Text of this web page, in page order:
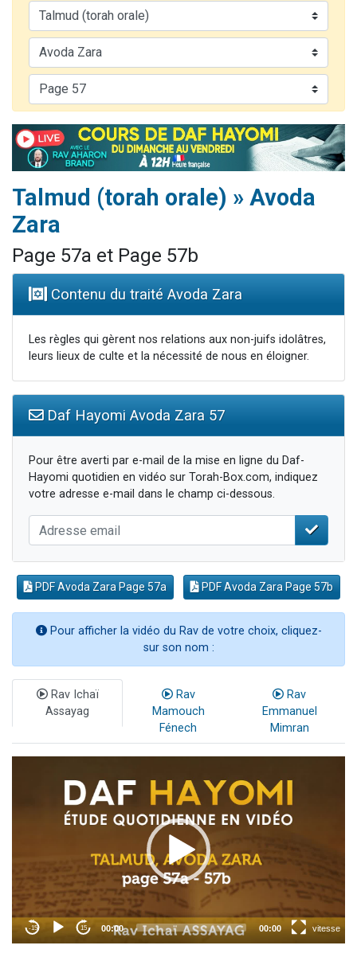
2 personnes viennent de nous rejoindre sur WhatsApp
13 personnes viennent de demander une bénédiction
12 nouvelles musiques dans Torah-Box Music
2 personnes viennent de nous rejoindre sur WhatsApp
Talmud (torah orale) » Avoda
Zara
Page 57a et Page 57b
Contenu du traité Avoda Zara
Les règles qui gèrent nos relations aux non-juifs idolâtres,
leurs lieux de culte et la nécessité de nous en éloigner.
Daf Hayomi Avoda Zara 57
Pour être averti par e-mail de la mise en ligne du Daf-
Hayomi quotidien en vidéo sur Torah-Box.com, indiquez
votre adresse e-mail dans le champ ci-dessous.
PDF Avoda Zara Page 57a PDF Avoda Zara Page 57b
Pour afficher la vidéo du Rav de votre choix, cliquez-
sur son nom :
Rav Ichaï
Assayag
Rav
Mamouch
Fénech
Rav
Emmanuel
Mimran